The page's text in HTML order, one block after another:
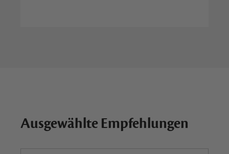
Ausgewählte Empfehlungen